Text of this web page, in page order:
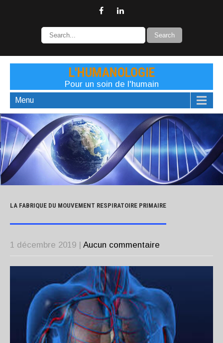
L'HUMANOLOGIE
Pour un soin de l'humain
Menu
LA FABRIQUE DU MOUVEMENT RESPIRATOIRE PRIMAIRE
1 décembre 2019 Aucun commentaire